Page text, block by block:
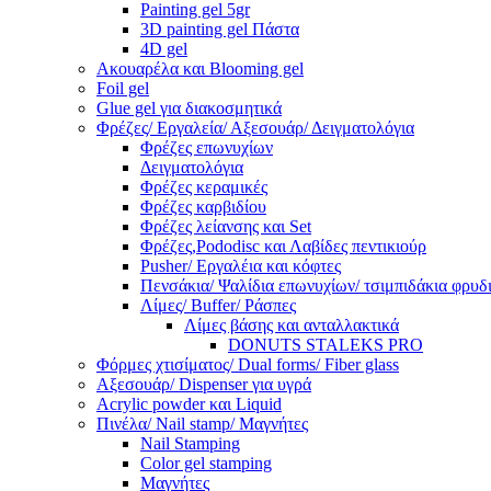
Painting gel 5gr
3D painting gel Πάστα
4D gel
Ακουαρέλα και Blooming gel
Foil gel
Glue gel για διακοσμητικά
Φρέζες/ Εργαλεία/ Αξεσουάρ/ Δειγματολόγια
Φρέζες επωνυχίων
Δειγματολόγια
Φρέζες κεραμικές
Φρέζες καρβιδίου
Φρέζες λείανσης και Set
Φρέζες,Pododisc και Λαβίδες πεντικιούρ
Pusher/ Εργαλέια και κόφτες
Πενσάκια/ Ψαλίδια επωνυχίων/ τσιμπιδάκια
Λίμες/ Buffer/ Ράσπες
Λίμες βάσης και ανταλλακτικά
DONUTS STALEKS PRO
Φόρμες χτισίματος/ Dual forms/ Fiber glass
Αξεσουάρ/ Dispenser για υγρά
Acrylic powder και Liquid
Πινέλα/ Nail stamp/ Μαγνήτες
Nail Stamping
Color gel stamping
Μαγνήτες